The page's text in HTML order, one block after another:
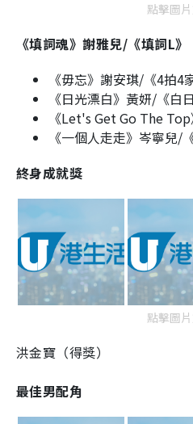
點擊圖
《填詞魂》謝雅兒/《填詞L》
《毋忘》謝安琪/《4拍4
《日光漂白》黃妍/《白
《Let's Get Go The
《一個人走走》岑寧兒/
終身成就獎
點擊圖
洪金寶（得獎）
最佳男配角